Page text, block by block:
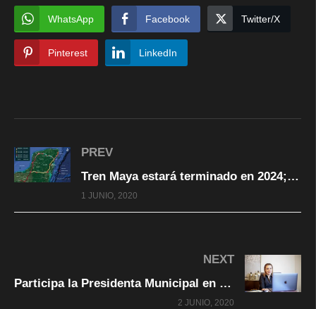
WhatsApp Facebook Twitter/X
Pinterest LinkedIn
PREV
Tren Maya estará terminado en 2024; último tramo lo construirá el Ejército: AMLO
1 JUNIO, 2020
NEXT
Participa la Presidenta Municipal en la Mesa Regional para la Construcción de la Paz
2 JUNIO, 2020